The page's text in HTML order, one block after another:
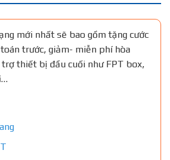
mới nhất sẽ bao gồm tặng cước
trước, giảm- miễn phí hòa
trợ thiết bị đầu cuối như FPT box,